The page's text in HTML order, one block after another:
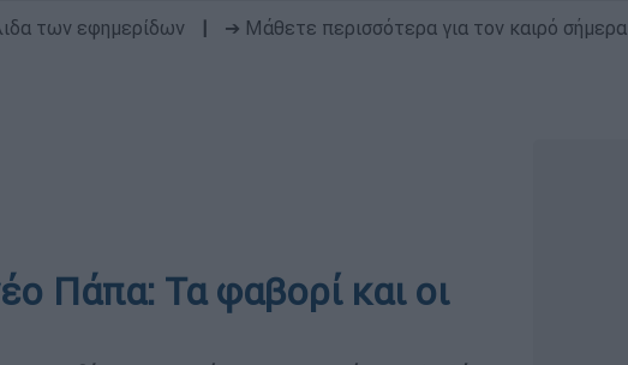
των εφημερίδων ➔ Μάθετε περισσότερα για τον καιρό σήμερα
Πάπα: Τα φαβορί και οι